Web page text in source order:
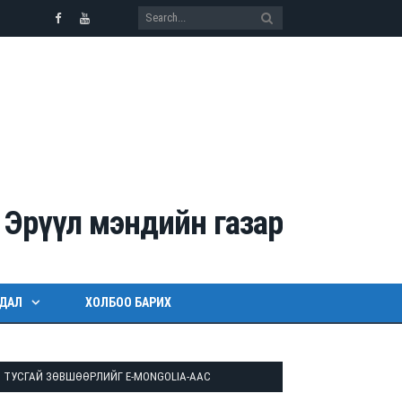
FacebookYoutube
ХОЛБОО БАРИХ
ТУСГАЙ ЗӨВШӨӨРЛИЙГ E-MONGOLIA-ААС